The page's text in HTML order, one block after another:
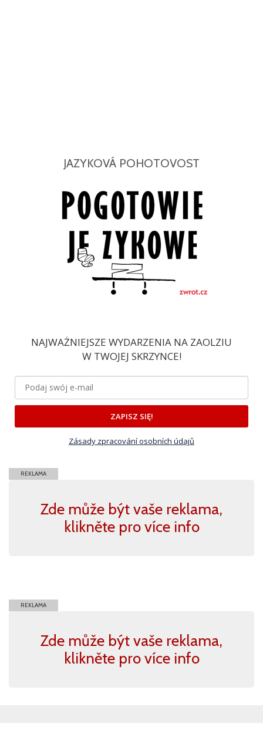
JAZYKOVÁ POHOTOVOST
NAJWAŻNIEJSZE WYDARZENIA NA ZAOLZIU
W TWOJEJ SKRZYNCE!
ZAPISZ SIĘ!
Zásady zpracování osobních údajů
REKLAMA
Zde může být vaše reklama,
klikněte pro více info
REKLAMA
Zde může být vaše reklama,
klikněte pro více info